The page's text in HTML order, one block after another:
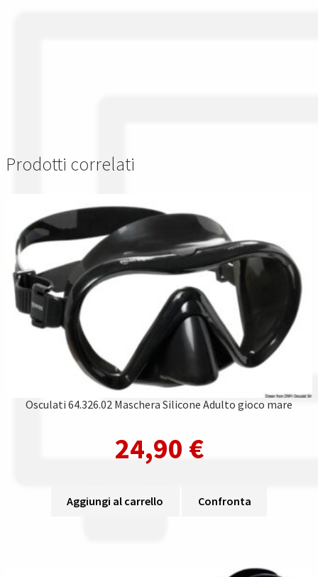
Prodotti correlati
Osculati 64.326.02 Maschera Silicone Adulto gioco mare
24,90 €
Aggiungi al carrello Confronta